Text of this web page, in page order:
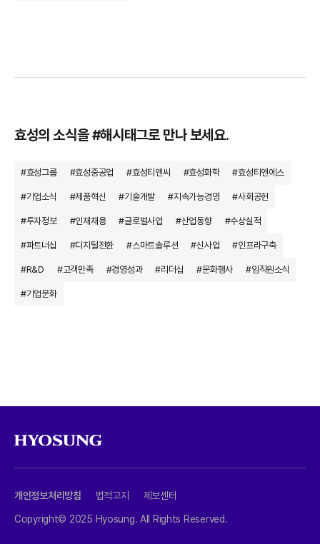
효성의 소식을 #해시태그로 만나 보세요.
#효성그룹 #효성중공업 #효성티앤씨 #효성화학 #효성티앤에스
#기업소식 #제품혁신 #기술개발 #지속가능경영 #사회공헌
#투자정보 #인재채용 #글로벌사업 #산업동향 #수상실적
#파트너십 #디지털전환 #스마트솔루션 #신사업 #인프라구축
#R&D #고객만족 #경영성과 #리더십 #문화행사 #임직원소식
#기업문화
개인정보처리방침 법적고지 제보센터
Copyright© 2025 Hyosung. All Rights Reserved.